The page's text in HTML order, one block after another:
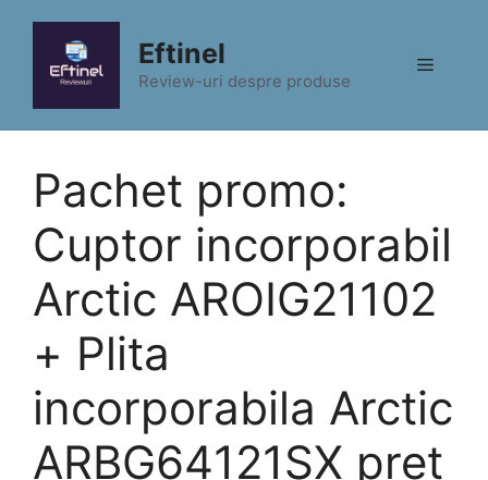
conținut
Eftinel
Review-uri despre produse
Meniu
Pachet promo:
Cuptor incorporabil
Arctic AROIG21102
+ Plita
incorporabila Arctic
ARBG64121SX pret